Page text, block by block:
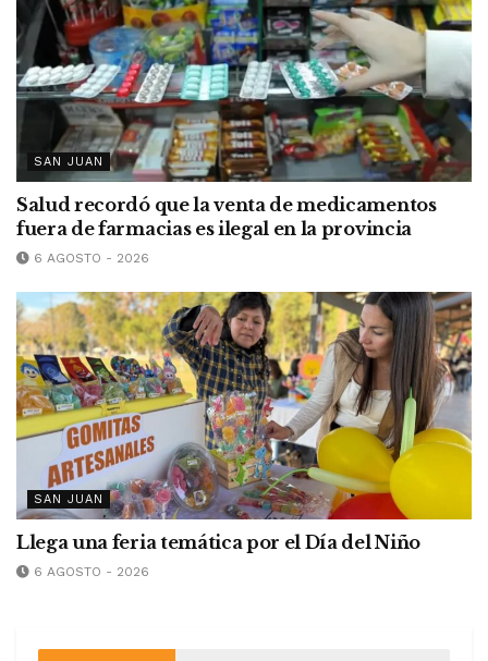
SAN JUAN
Salud recordó que la venta de medicamentos
fuera de farmacias es ilegal en la provincia
6 AGOSTO - 2026
SAN JUAN
Llega una feria temática por el Día del Niño
6 AGOSTO - 2026